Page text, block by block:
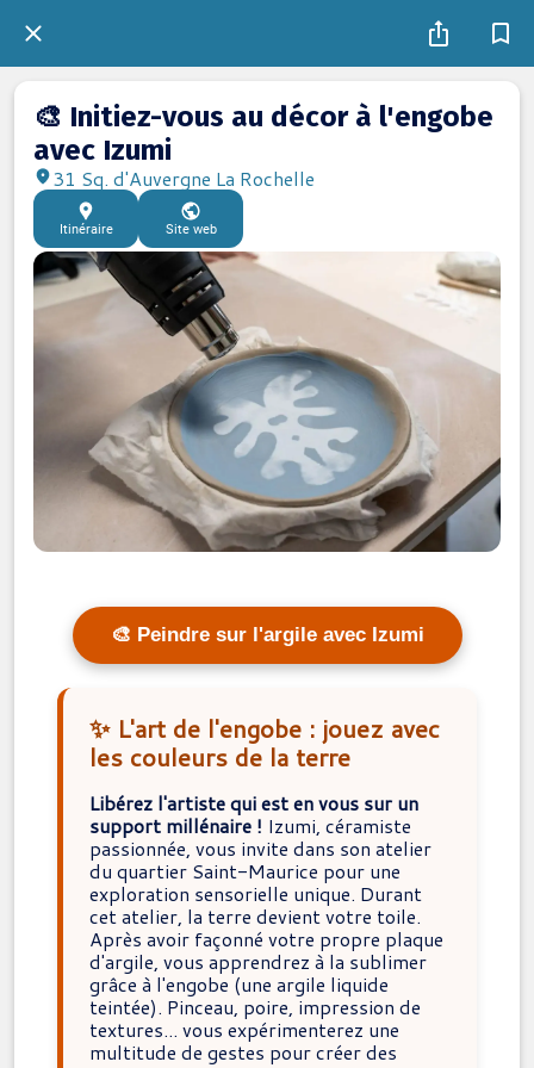
🎨 Initiez-vous au décor à l'engobe
avec Izumi
31 Sq. d'Auvergne La Rochelle
Itinéraire Site web
🎨 Peindre sur l'argile avec Izumi
✨ L'art de l'engobe : jouez avec
les couleurs de la terre
Libérez l'artiste qui est en vous sur un
support millénaire ! Izumi, céramiste
passionnée, vous invite dans son atelier
du quartier Saint-Maurice pour une
exploration sensorielle unique. Durant
cet atelier, la terre devient votre toile.
Après avoir façonné votre propre plaque
d'argile, vous apprendrez à la sublimer
grâce à l'engobe (une argile liquide
teintée). Pinceau, poire, impression de
textures... vous expérimenterez une
multitude de gestes pour créer des